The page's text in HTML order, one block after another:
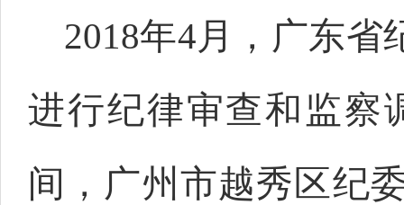
2018年4月，广东
进行纪律审查和监察
间，广州市越秀区纪